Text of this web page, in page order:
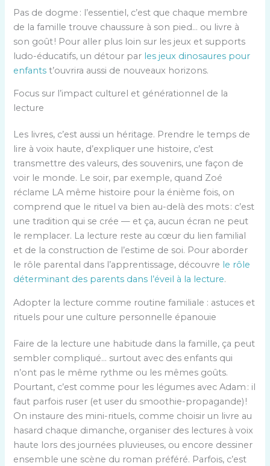
Pas de dogme : l’essentiel, c’est que chaque membre
de la famille trouve chaussure à son pied… ou livre à
son goût ! Pour aller plus loin sur les jeux et supports
ludo-éducatifs, un détour par les jeux dinosaures pour
enfants t’ouvrira aussi de nouveaux horizons.
Focus sur l’impact culturel et générationnel de la
lecture
Les livres, c’est aussi un héritage. Prendre le temps de
lire à voix haute, d’expliquer une histoire, c’est
transmettre des valeurs, des souvenirs, une façon de
voir le monde. Le soir, par exemple, quand Zoé
réclame LA même histoire pour la énième fois, on
comprend que le rituel va bien au-delà des mots : c’est
une tradition qui se crée — et ça, aucun écran ne peut
le remplacer. La lecture reste au cœur du lien familial
et de la construction de l’estime de soi. Pour aborder
le rôle parental dans l’apprentissage, découvre le rôle
déterminant des parents dans l’éveil à la lecture.
Adopter la lecture comme routine familiale : astuces et
rituels pour une culture personnelle épanouie
Faire de la lecture une habitude dans la famille, ça peut
sembler compliqué… surtout avec des enfants qui
n’ont pas le même rythme ou les mêmes goûts.
Pourtant, c’est comme pour les légumes avec Adam : il
faut parfois ruser (et user du smoothie-propagande) !
On instaure des mini-rituels, comme choisir un livre au
hasard chaque dimanche, organiser des lectures à voix
haute lors des journées pluvieuses, ou encore dessiner
ensemble une scène du roman préféré. Parfois, c’est